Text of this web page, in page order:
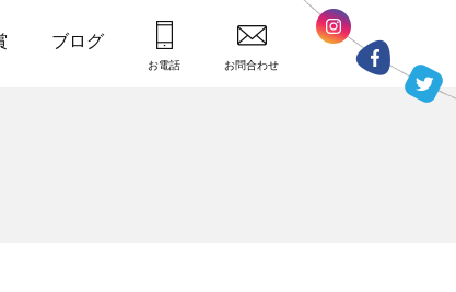
ブログ
お電話 お問合わせ